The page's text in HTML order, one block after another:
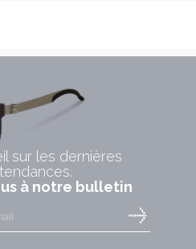
sur les dernières
à notre bulletin